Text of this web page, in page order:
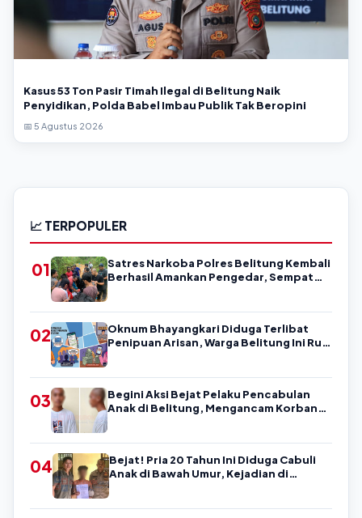
Kasus 53 Ton Pasir Timah Ilegal di Belitung Naik
Penyidikan, Polda Babel Imbau Publik Tak Beropini
📅 5 Agustus 2026
📈 TERPOPULER
01
Satres Narkoba Polres Belitung Kembali
Berhasil Amankan Pengedar, Sempat
02
Oknum Bhayangkari Diduga Terlibat
Penipuan Arisan, Warga Belitung Ini Rugi
03
Begini Aksi Bejat Pelaku Pencabulan
Anak di Belitung, Mengancam Korban
04
Bejat! Pria 20 Tahun Ini Diduga Cabuli
Anak di Bawah Umur, Kejadian di